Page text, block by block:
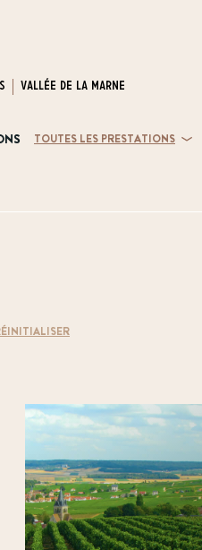
Vallée de la Marne
TOUTES LES PRESTATIONS
Visites